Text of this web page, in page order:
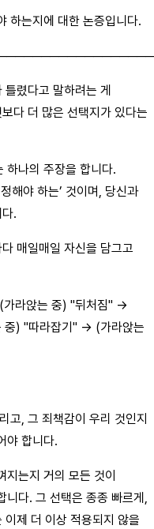
하는지에 대한 논증입니다.
렸다고 말하려는 게
다 더 많은 선택지가 있다는
하나의 주장을 합니다.
해야 하는’ 것이며, 당신과
.
매일매일 자신을 담그고
라앉는 중) "뒤처짐" →
중) "따라잡기" → (가라앉는
고, 그 죄책감이 우리 것인지
야 합니다.
는지 거의 모든 것이
니다. 그 선택은 종종 빠르게,
제 더 이상 적용되지 않을